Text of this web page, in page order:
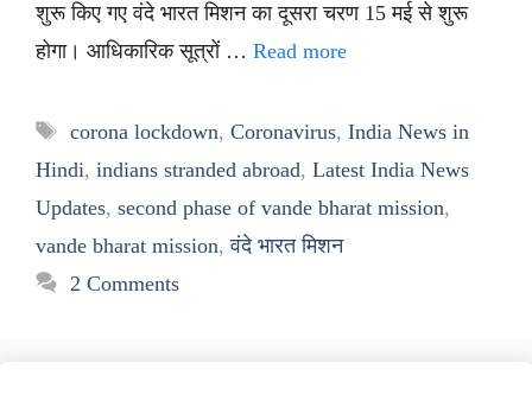
शुरू किए गए वंदे भारत मिशन का दूसरा चरण 15 मई से शुरू
होगा। आधिकारिक सूत्रों … Read more
Tags
corona lockdown, Coronavirus, India News in
Hindi, indians stranded abroad, Latest India News
Updates, second phase of vande bharat mission,
vande bharat mission,वंदे भारत मिशन
2 Comments